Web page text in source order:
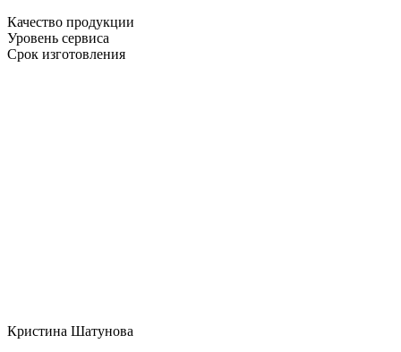
Качество продукции
Уровень сервиса
Срок изготовления
Кристина Шатунова